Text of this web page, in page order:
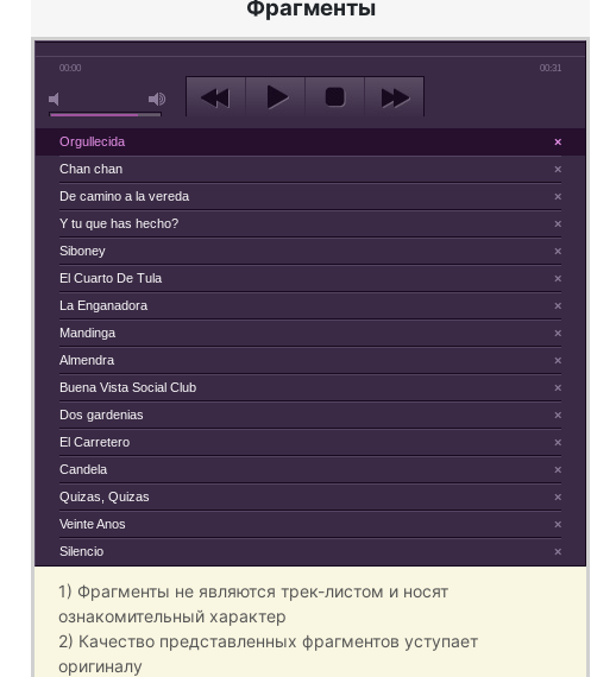
Фрагменты
00:00 00:31
×
Orgullecida
×
Chan chan
×
De camino a la vereda
×
Y tu que has hecho?
×
Siboney
×
El Cuarto De Tula
×
La Enganadora
×
Mandinga
×
Almendra
×
Buena Vista Social Club
×
Dos gardenias
×
El Carretero
×
Candela
×
Quizas, Quizas
×
Veinte Anos
×
Silencio
1) Фрагменты не являются трек-листом и носят
ознакомительный характер
2) Качество представленных фрагментов уступает
оригиналу